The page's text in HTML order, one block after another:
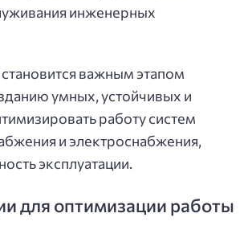
инженерных
важным этапом
умных, устойчивых и
работу систем
и электроснабжения,
эксплуатации.
для оптимизации работы